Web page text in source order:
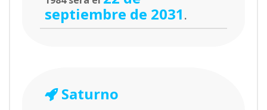
septiembre de 2031 .
Saturno